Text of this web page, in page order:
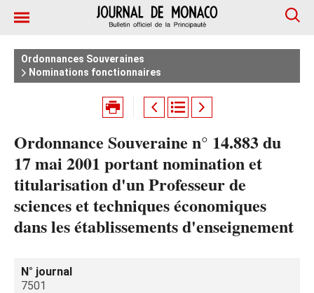
Ordonnances Souveraines
Nominations fonctionnaires
Ordonnance Souveraine n° 14.883 du
17 mai 2001 portant nomination et
titularisation d'un Professeur de
sciences et techniques économiques
dans les établissements d'enseignement
N° journal
7501